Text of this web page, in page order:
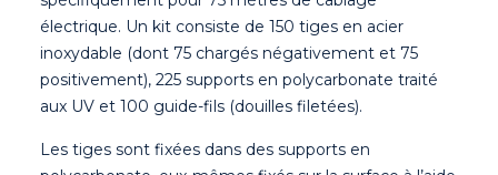
électrique. Un kit consiste de 150 tiges en acier
inoxydable (dont 75 chargés négativement et 75
positivement), 225 supports en polycarbonate traité
aux UV et 100 guide-fils (douilles filetées).
Les tiges sont fixées dans des supports en